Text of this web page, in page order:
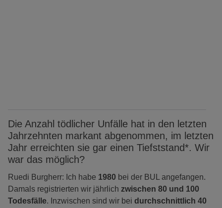
Die Anzahl tödlicher Unfälle hat in den letzten
Jahrzehnten markant abgenommen, im letzten
Jahr erreichten sie gar einen Tiefststand*. Wir
war das möglich?
Ruedi Burgherr: Ich habe 1980 bei der BUL angefangen.
Damals registrierten wir jährlich zwischen 80 und 100
Todesfälle. Inzwischen sind wir bei durchschnittlich 40